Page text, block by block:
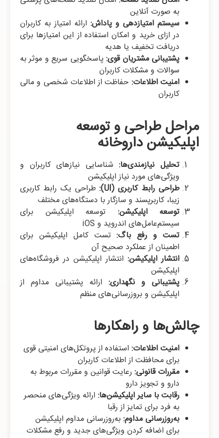
به صورت آنلاین
سیستم امتیازدهی و پاداش:ارائه امتیاز به کاربران
در ازای خرید و امکان استفاده از این امتیازها برای
دریافت تخفیف یا هدیه
پشتیبانی مشتریان قوی:پاسخگویی سریع و موثر به
سوالات و مشکلات کاربران
امنیت اطلاعات:حفاظت از اطلاعات شخصی و مالی
کاربران
مراحل طراحی و توسعه
اپلیکیشن داروخانه
تحلیل نیازمندی‌ها:شناسایی نیازهای کاربران و
ویژگی‌های مورد نیاز اپلیکیشن
طراحی رابط کاربری (UI):
طراحی یک رابط کاربری
زیبا، کاربرپسند و سازگار با دستگاه‌های مختلف
توسعه اپلیکیشن:توسعه اپلیکیشن برای
سیستم‌عامل‌های اندروید و iOS
تست و رفع باگ:تست کامل اپلیکیشن برای
اطمینان از عملکرد صحیح آن
انتشار اپلیکیشن:انتشار اپلیکیشن در فروشگاه‌های
اپلیکیشن
پشتیبانی و نگهداری:ارائه پشتیبانی مداوم از
اپلیکیشن و بروزرسانی‌های منظم
چالش‌ها و راهکارها
امنیت اطلاعات:استفاده از پروتکل‌های امنیتی قوی
برای محافظت از اطلاعات کاربران
مقررات قانونی:رعایت قوانین و مقررات مربوط به
دارو و تجویز دارو
رقابت با سایر اپلیکیشن‌ها:ارائه ویژگی‌های منحصر
به فرد برای تمایز از رقبا
به‌روزرسانی مداوم:به‌روزرسانی مداوم اپلیکیشن
برای اضافه کردن ویژگی‌های جدید و رفع مشکلات